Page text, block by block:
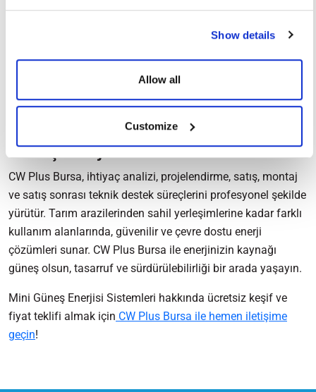
Show details
Allow all
Customize
Uzun Ömür: Hava koşullarına karşı dayanıklı yapısıyla
Kolay Kurulum: Montajı pratik olup bakım ihtiyacı
düşüktür.
Enerji Bağımsızlığı: Elektrik şebekesine ihtiyaç
duymadan çalışır.
CW Plus Bursa ile Anahtar Teslim Mini
Güneş Enerjisi Sistemi Kurulumu
CW Plus Bursa, ihtiyaç analizi, projelendirme, satış, montaj
ve satış sonrası teknik destek süreçlerini profesyonel şekilde
yürütür. Tarım arazilerinden sahil yerleşimlerine kadar farklı
kullanım alanlarında, güvenilir ve çevre dostu enerji
çözümleri sunar. CW Plus Bursa ile enerjinizin kaynağı
güneş olsun, tasarruf ve sürdürülebilirliği bir arada yaşayın.
Mini Güneş Enerjisi Sistemleri hakkında ücretsiz keşif ve
fiyat teklifi almak için CW Plus Bursa ile hemen iletişime
geçin!